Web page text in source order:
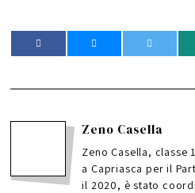
Zeno Casella
Zeno Casella, classe
a Capriasca per il
il 2020, è stato